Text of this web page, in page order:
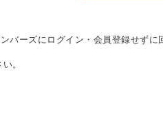
バーズにログイン・会員登録せず
。